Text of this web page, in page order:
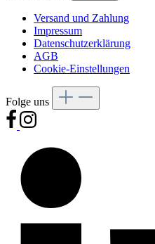
Versand und Zahlung
Impressum
Datenschutzerklärung
AGB
Cookie-Einstellungen
Folge uns